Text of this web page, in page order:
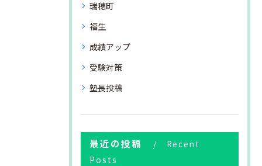
瑞穂町
福生
成績アップ
受験対策
塾長投稿
最近の投稿
Recent
Posts